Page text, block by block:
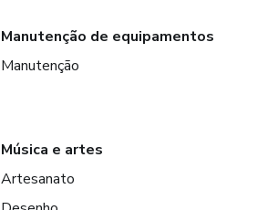
Manutenção de equipamentos
Manutenção
Música e artes
Artesanato